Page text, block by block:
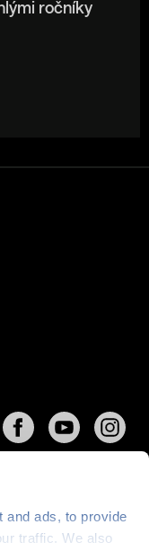
and ads, to provide
traffic. We also
ročníky
o.p.s., web běží